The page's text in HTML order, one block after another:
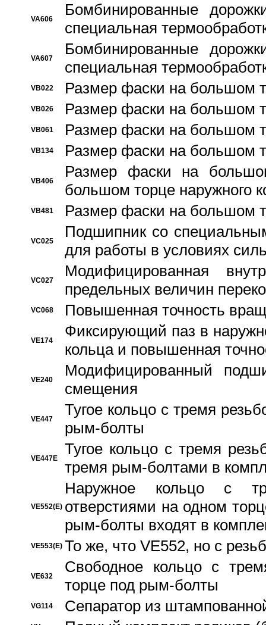
VA606
Бомбинированные
специальная
VA607
Бомбинированные
специальная
VB022 Размер фаски на большом
VB026 Размер фаски на большом
VB061 Размер фаски на большом
VB134 Размер фаски на большом
VB406
Размер фаски на
большом торце наружного
VB481 Размер фаски на большом
VC025
Подшипник со
для работы в условиях
VC027
Модифицированная
предельных величин
VC068 Повышенная точность
VE174
Фиксирующий паз в
кольца и повышенная
VE240
Модифицированный
смещения
VE447
Тугое кольцо с тремя
рым-болты
VE447E
Тугое кольцо с тремя
тремя рым-болтами в
VE552(E)
Наружное кольцо с
отверстиями на одном
рым-болты входят в
VE553(E) То же, что VE552, но с
VE632
Свободное кольцо с
торце под рым-болты
VG114 Сепаратор из